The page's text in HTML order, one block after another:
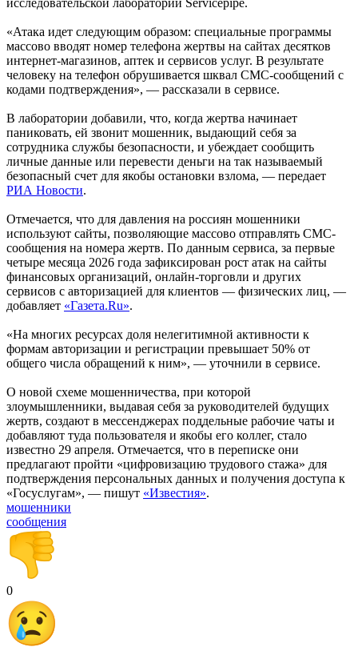
«Атака идет следующим образом: специальные программы
массово вводят номер телефона жертвы на сайтах десятков
интернет-магазинов, аптек и сервисов услуг. В результате
человеку на телефон обрушивается шквал СМС-сообщений с
кодами подтверждения», — рассказали в сервисе.
В лаборатории добавили, что, когда жертва начинает
паниковать, ей звонит мошенник, выдающий себя за
сотрудника службы безопасности, и убеждает сообщить
личные данные или перевести деньги на так называемый
безопасный счет для якобы остановки взлома, — передает
РИА Новости.
Отмечается, что для давления на россиян мошенники
используют сайты, позволяющие массово отправлять СМС-
сообщения на номера жертв. По данным сервиса, за первые
четыре месяца 2026 года зафиксирован рост атак на сайты
финансовых организаций, онлайн-торговли и других
сервисов с авторизацией для клиентов — физических лиц, —
добавляет «Газета.Ru».
«На многих ресурсах доля нелегитимной активности к
формам авторизации и регистрации превышает 50% от
общего числа обращений к ним», — уточнили в сервисе.
О новой схеме мошенничества, при которой
злоумышленники, выдавая себя за руководителей будущих
жертв, создают в мессенджерах поддельные рабочие чаты и
добавляют туда пользователя и якобы его коллег, стало
известно 29 апреля. Отмечается, что в переписке они
предлагают пройти «цифровизацию трудового стажа» для
подтверждения персональных данных и получения доступа к
«Госуслугам», — пишут «Известия».
мошенники
сообщения
0